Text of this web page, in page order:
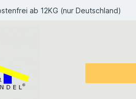
ab 12KG (nur Deutschland)